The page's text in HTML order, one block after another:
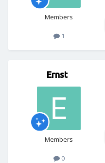
Members
1
Ernst
Members
0